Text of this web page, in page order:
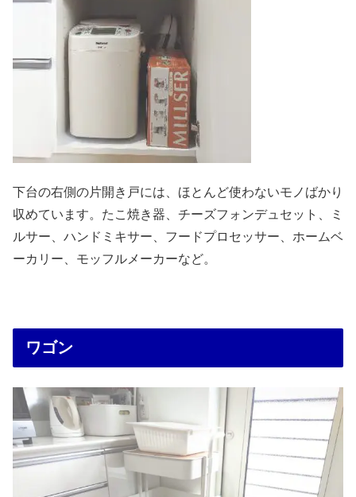
下台の右側の片開き戸には、ほとんど使わないモノばかり
収めています。たこ焼き器、チーズフォンデュセット、ミ
ルサー、ハンドミキサー、フードプロセッサー、ホームベ
ーカリー、モッフルメーカーなど。
ワゴン